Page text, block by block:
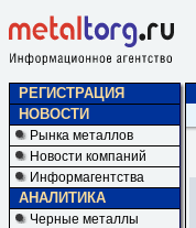
РЕГИСТРАЦИЯ
НОВОСТИ
Рынка металлов
Новости компаний
Информагентства
АНАЛИТИКА
Черные металлы